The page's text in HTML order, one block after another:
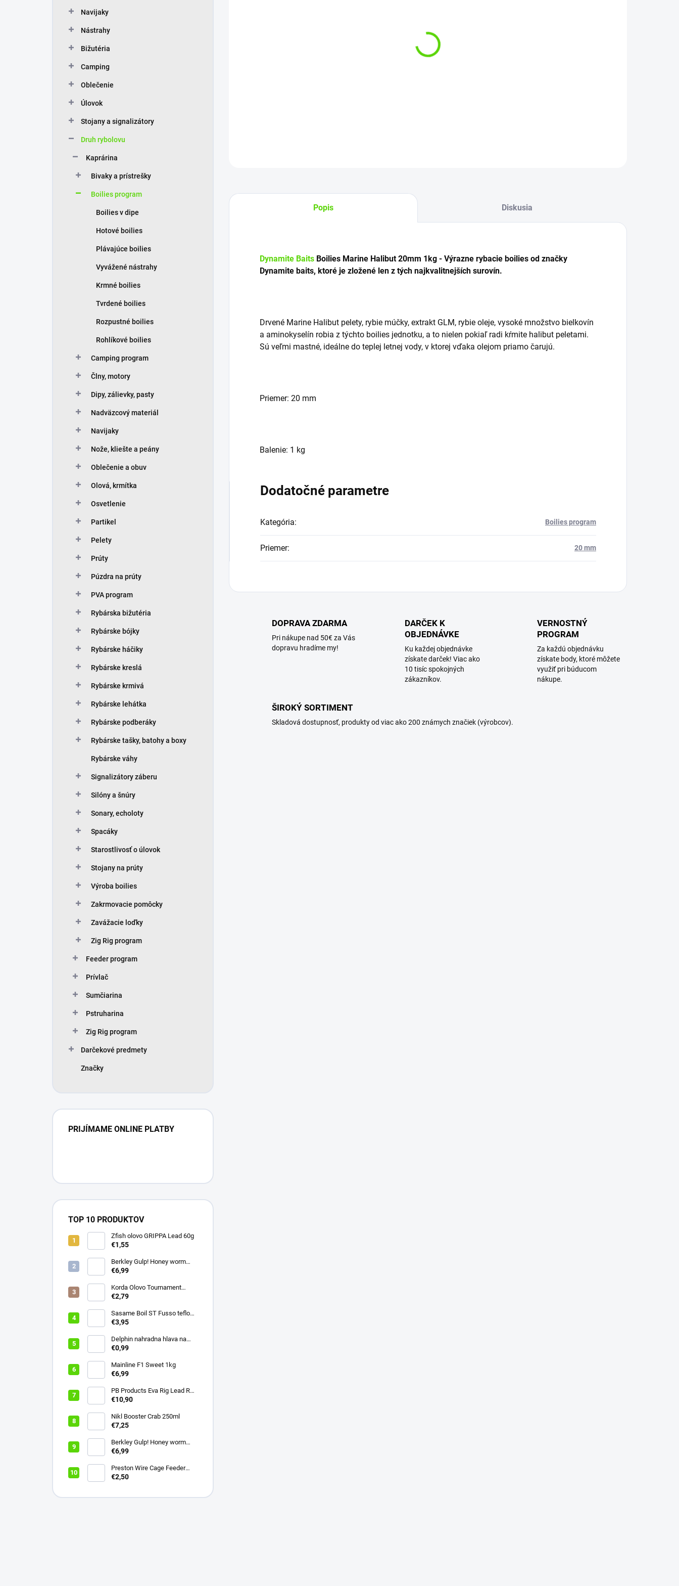
Navijaky
Nástrahy
Bižutéria
Camping
Oblečenie
Úlovok
Stojany a signalizátory
Druh rybolovu
Kaprárina
Bivaky a prístrešky
Boilies program
Boilies v dipe
Hotové boilies
Plávajúce boilies
Vyvážené nástrahy
Krmné boilies
Tvrdené boilies
Rozpustné boilies
Rohlíkové boilies
Camping program
Člny, motory
Dipy, zálievky, pasty
Nadväzcový materiál
Navijaky
Nože, kliešte a peány
Oblečenie a obuv
Olová, krmítka
Osvetlenie
Partikel
Pelety
Prúty
Púzdra na prúty
PVA program
Rybárska bižutéria
Rybárske bójky
Rybárske háčiky
Rybárske kreslá
Rybárske krmivá
Rybárske lehátka
Rybárske podberáky
Rybárske tašky, batohy a boxy
Rybárske váhy
Signalizátory záberu
Silóny a šnúry
Sonary, echoloty
Spacáky
Starostlivosť o úlovok
Stojany na prúty
Výroba boilies
Zakrmovacie pomôcky
Zavážacie loďky
Zig Rig program
Feeder program
Prívlač
Sumčiarina
Pstruharina
Zig Rig program
Darčekové predmety
Značky
PRIJÍMAME ONLINE PLATBY
TOP 10 PRODUKTOV
Zfish olovo GRIPPA Lead 60g
€1,55
Berkley Gulp! Honey worm
4,5cm Chartreuse
€6,99
Korda Olovo Tournament
Casting Swivel 3.75oz 105gr
€2,79
Sasame Boil ST Fusso teflon
v.4 ocko
€3,95
Delphin nahradna hlava na
swiger
€0,99
Mainline F1 Sweet 1kg
€6,99
PB Products Eva Rig Lead Rod
Wrap
€10,90
Nikl Booster Crab 250ml
€7,25
Berkley Gulp! Honey worm
4,5cm Bubblegum
€6,99
Preston Wire Cage Feeder
Small 20g
€2,50
Katalógové číslo: DY247
Popis Diskusia
Dynamite Baits Boilies Marine Halibut 20mm 1kg - Výrazne rybacie boilies od značky
Dynamite baits, ktoré je zložené len z tých najkvalitnejších surovín.
Drvené Marine Halibut pelety, rybie múčky, extrakt GLM, rybie oleje, vysoké množstvo bielkovín
a aminokyselín robia z týchto boilies jednotku, a to nielen pokiaľ radi kŕmite halibut peletami.
Sú veľmi mastné, ideálne do teplej letnej vody, v ktorej vďaka olejom priamo čarujú.
Priemer: 20 mm
Balenie: 1 kg
Dodatočné parametre
Kategória: Boilies program
Priemer: 20 mm
DOPRAVA ZDARMA
Pri nákupe nad 50€ za Vás
dopravu hradíme my!
DARČEK K
OBJEDNÁVKE
Ku každej objednávke
získate darček! Viac ako
10 tisíc spokojných
zákazníkov.
VERNOSTNÝ
PROGRAM
Za každú objednávku
získate body, ktoré môžete
využiť pri búducom
nákupe.
ŠIROKÝ SORTIMENT
Skladová dostupnosť, produkty od viac ako 200 známych značiek (výrobcov).